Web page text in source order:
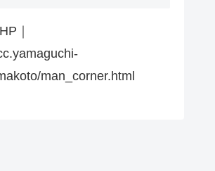
｜
man_corner.html